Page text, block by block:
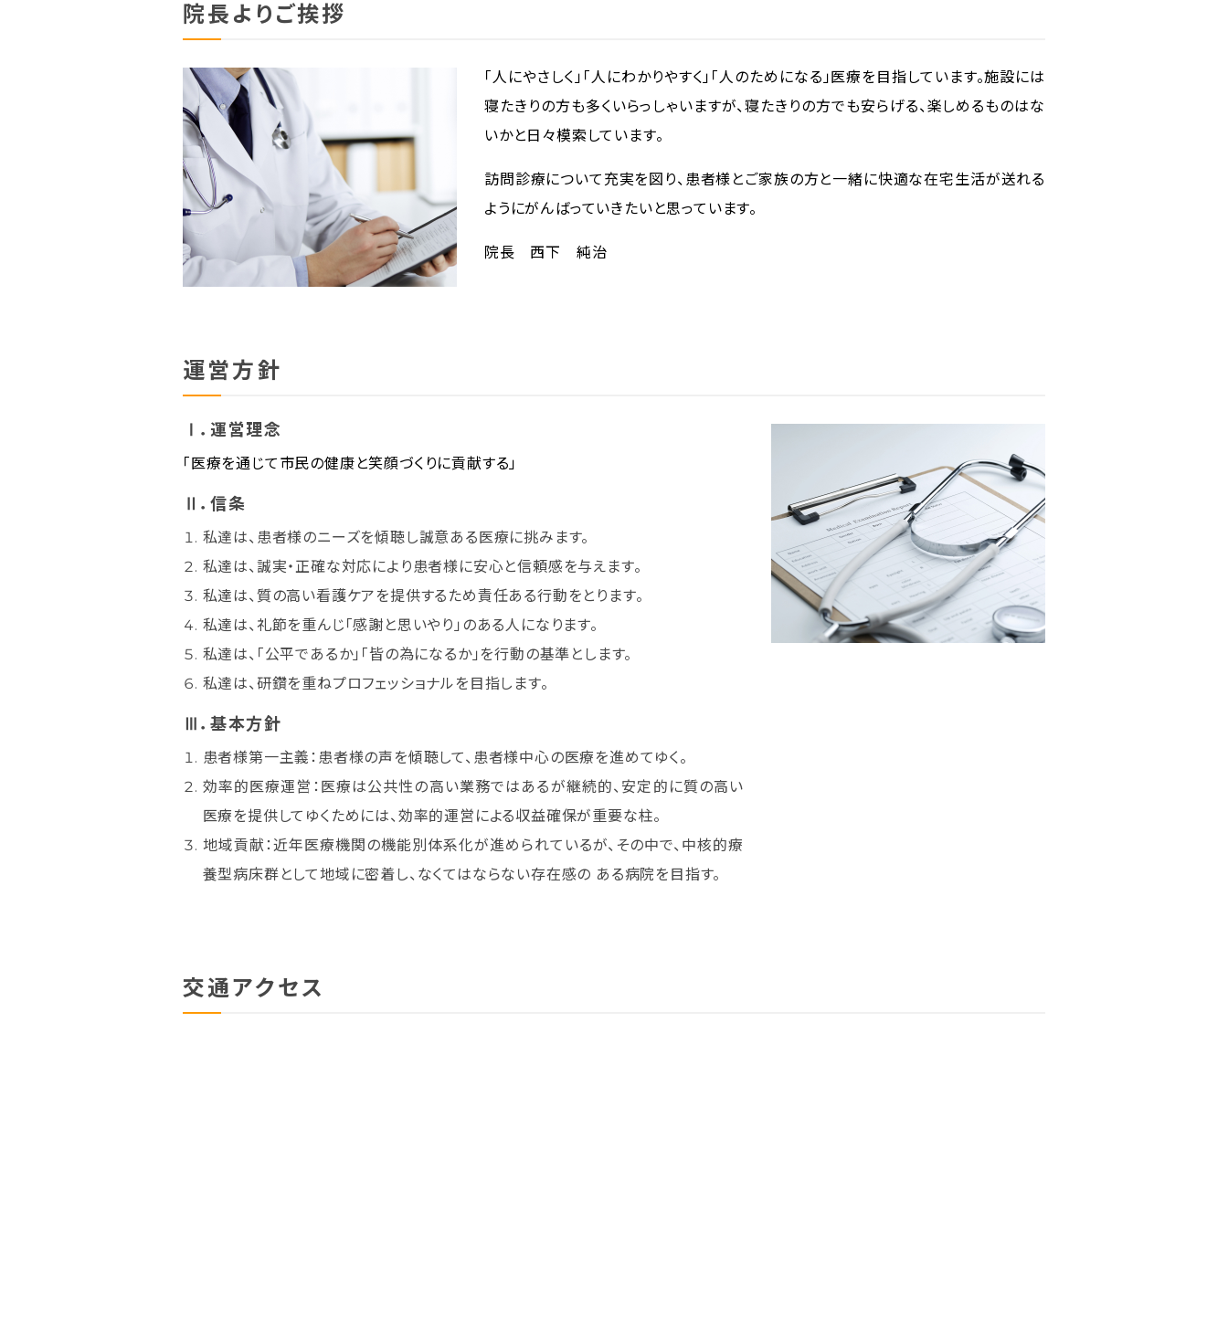
院長よりご挨拶
「人にやさしく」「人にわかりやすく」「人のためになる」医療を目指しています。施設には
寝たきりの方も多くいらっしゃいますが、寝たきりの方でも安らげる、楽しめるものはな
いかと日々模索しています。
訪問診療について充実を図り、患者様とご家族の方と一緒に快適な在宅生活が送れる
ようにがんばっていきたいと思っています。
院長 西下 純治
運営方針
Ⅰ．運営理念
「医療を通じて市民の健康と笑顔づくりに貢献する」
Ⅱ．信条
私達は、患者様のニーズを傾聴し誠意ある医療に挑みます。
私達は、誠実・正確な対応により患者様に安心と信頼感を与えます。
私達は、質の高い看護ケアを提供するため責任ある行動をとります。
私達は、礼節を重んじ「感謝と思いやり」のある人になります。
私達は、「公平であるか」「皆の為になるか」を行動の基準とします。
私達は、研鑽を重ねプロフェッショナルを目指します。
Ⅲ．基本方針
患者様第一主義：患者様の声を傾聴して、患者様中心の医療を進めてゆく。
効率的医療運営：医療は公共性の高い業務ではあるが継続的、安定的に質の高い
医療を提供してゆくためには、効率的運営による収益確保が重要な柱。
地域貢献：近年医療機関の機能別体系化が進められているが、その中で、中核的療
養型病床群として地域に密着し、なくてはならない存在感の ある病院を目指す。
交通アクセス